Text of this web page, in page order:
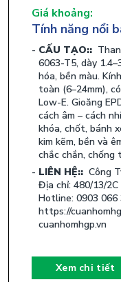
Giá khoảng:
Tính năng nổi
CẤU TẠO::
6063-T5, dày
hóa, bền màu.
toàn (6–24mm),
Low-E. Gioăng
cách âm – cách
khóa, chốt, bánh
kim kẽm, bền và
chắc chắn,
LIÊN HỆ:: Công
Địa chỉ: 480/13/2C
Hotline: 0903 066
https://
cuanhomhgp.vn
Xem chi tiết